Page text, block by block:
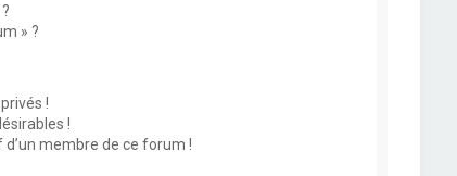
» ?
!
!
d’un membre de ce forum !